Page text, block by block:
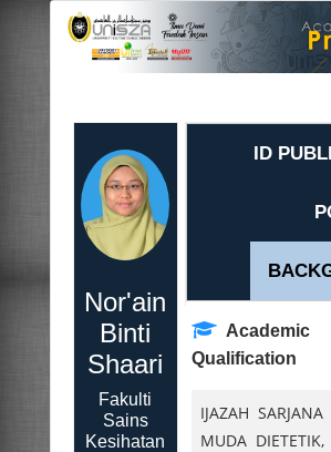
Nor'ain
Binti
Shaari
Fakulti
Sains
Kesihatan
ID
Academic
Qualification
IJAZAH SARJANA
MUDA DIETETIK,